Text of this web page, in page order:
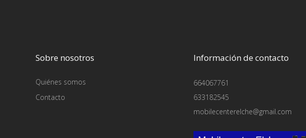
Sobre nosotros
Quiénes somos
Contacto
Información de contacto
664067761
633182545
mobilecenterelche@gmail.com